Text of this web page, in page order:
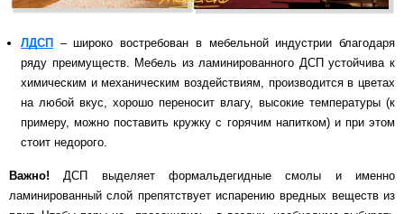
ЛДСП – широко востребован в мебельной индустрии благодаря
ряду преимуществ. Мебель из ламинированного ДСП устойчива к
химическим и механическим воздействиям, производится в цветах
на любой вкус, хорошо переносит влагу, высокие температуры (к
примеру, можно поставить кружку с горячим напитком) и при этом
стоит недорого.
Важно! ДСП выделяет формальдегидные смолы и именно
ламинированный слой препятствует испарению вредных веществ из